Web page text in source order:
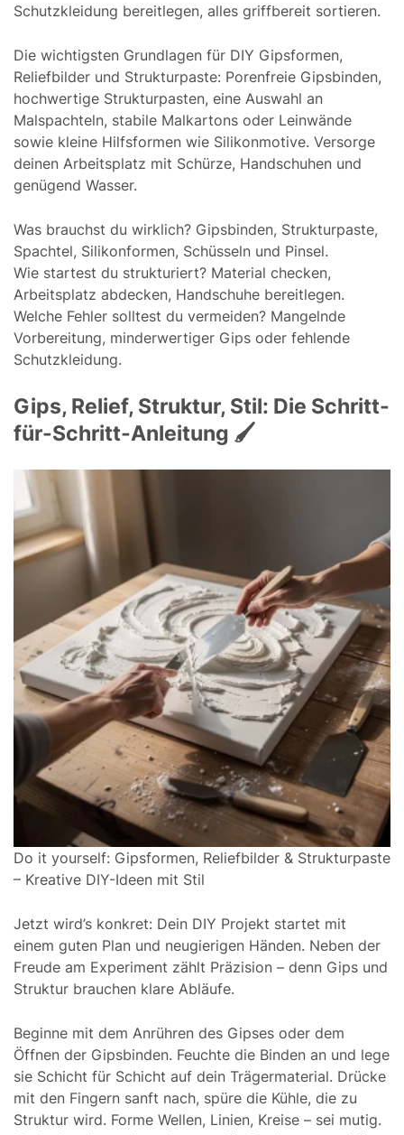
Schutzkleidung bereitlegen, alles griffbereit sortieren.
Die wichtigsten Grundlagen für DIY Gipsformen,
Reliefbilder und Strukturpaste: Porenfreie Gipsbinden,
hochwertige Strukturpasten, eine Auswahl an
Malspachteln, stabile Malkartons oder Leinwände
sowie kleine Hilfsformen wie Silikonmotive. Versorge
deinen Arbeitsplatz mit Schürze, Handschuhen und
genügend Wasser.
Was brauchst du wirklich? Gipsbinden, Strukturpaste,
Spachtel, Silikonformen, Schüsseln und Pinsel.
Wie startest du strukturiert? Material checken,
Arbeitsplatz abdecken, Handschuhe bereitlegen.
Welche Fehler solltest du vermeiden? Mangelnde
Vorbereitung, minderwertiger Gips oder fehlende
Schutzkleidung.
Gips, Relief, Struktur, Stil: Die Schritt-
für-Schritt-Anleitung 🖌️
Do it yourself: Gipsformen, Reliefbilder & Strukturpaste
– Kreative DIY-Ideen mit Stil
Jetzt wird’s konkret: Dein DIY Projekt startet mit
einem guten Plan und neugierigen Händen. Neben der
Freude am Experiment zählt Präzision – denn Gips und
Struktur brauchen klare Abläufe.
Beginne mit dem Anrühren des Gipses oder dem
Öffnen der Gipsbinden. Feuchte die Binden an und lege
sie Schicht für Schicht auf dein Trägermaterial. Drücke
mit den Fingern sanft nach, spüre die Kühle, die zu
Struktur wird. Forme Wellen, Linien, Kreise – sei mutig.